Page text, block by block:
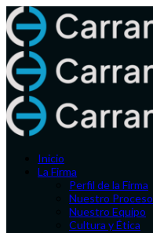
Inicio
La Firma
Perfil de la Firma
Nuestro Proceso
Nuestro Equipo
Cultura y Ética